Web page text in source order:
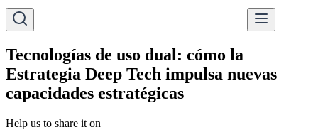
Tecnologías de uso dual: cómo la
Estrategia Deep Tech impulsa nuevas
capacidades estratégicas
Help us to share it on